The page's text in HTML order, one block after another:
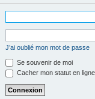
J’ai oublié mon mot de passe
Se souvenir de moi
Cacher mon statut en